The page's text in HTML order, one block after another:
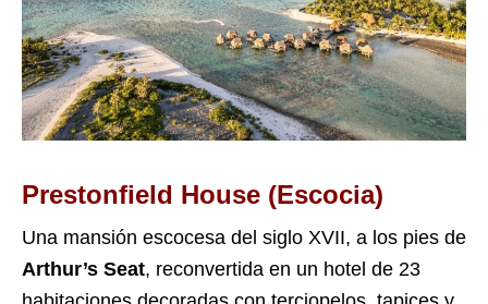
Prestonfield House (Escocia)
Una mansión escocesa del siglo XVII, a los pies de
Arthur’s Seat, reconvertida en un hotel de 23